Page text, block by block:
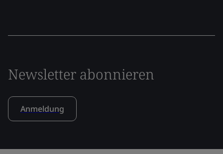
Newsletter abonnieren
Anmeldung